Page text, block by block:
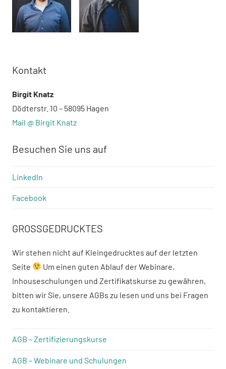
Kontakt
Birgit Knatz
Dödterstr. 10 – 58095 Hagen
Mail @ Birgit Knatz
Besuchen Sie uns auf
LinkedIn
Facebook
GROSSGEDRUCKTES
Wir stehen nicht auf Kleingedrucktes auf der letzten
Seite
Um einen guten Ablauf der Webinare,
Inhouseschulungen und Zertifikatskurse zu gewähren,
bitten wir Sie, unsere AGBs zu lesen und uns bei Fragen
zu kontaktieren.
AGB – Zertifizierungskurse
AGB – Webinare und Schulungen